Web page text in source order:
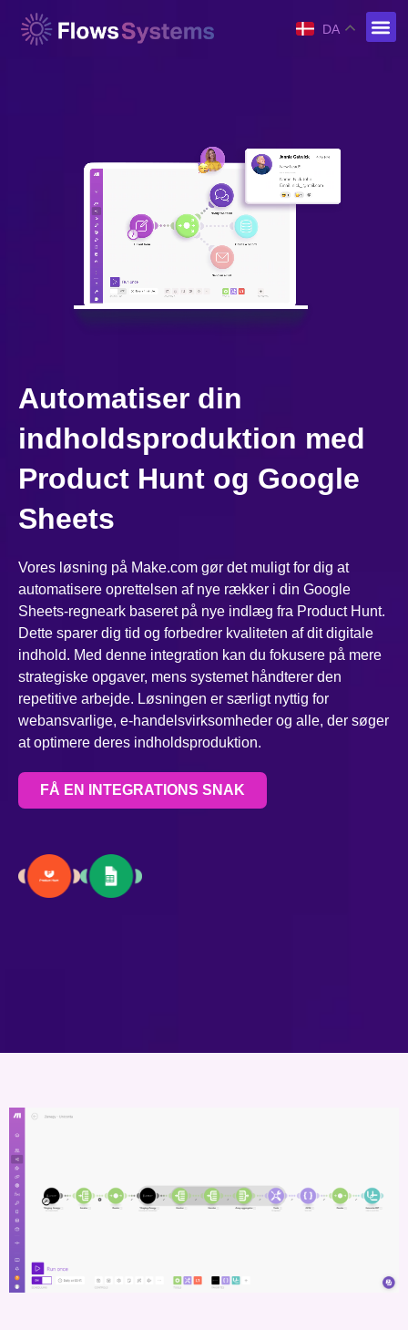
DA
Automatiser din
indholdsproduktion med
Product Hunt og Google
Sheets
Vores løsning på Make.com gør det muligt for dig at
automatisere oprettelsen af nye rækker i din Google
Sheets-regneark baseret på nye indlæg fra Product Hunt.
Dette sparer dig tid og forbedrer kvaliteten af dit digitale
indhold. Med denne integration kan du fokusere på mere
strategiske opgaver, mens systemet håndterer den
repetitive arbejde. Løsningen er særligt nyttig for
webansvarlige, e-handelsvirksomheder og alle, der søger
at optimere deres indholdsproduktion.
FÅ EN INTEGRATIONS SNAK